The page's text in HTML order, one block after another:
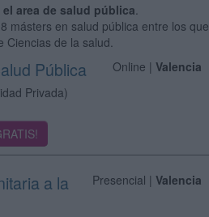
el area de salud pública.
másters en salud pública entre los que
Ciencias de la salud.
Online |Valencia
Pública
Privada)
Presencial |Valencia
a la